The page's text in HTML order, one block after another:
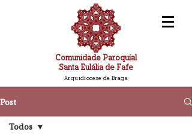
Comunidade Paroquial
Santa Eulália de Fafe
Arquidiocese de Braga
Post
Todos